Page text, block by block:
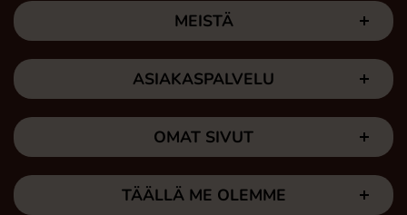
MEISTÄ
ASIAKASPALVELU
OMAT SIVUT
TÄÄLLÄ ME OLEMME